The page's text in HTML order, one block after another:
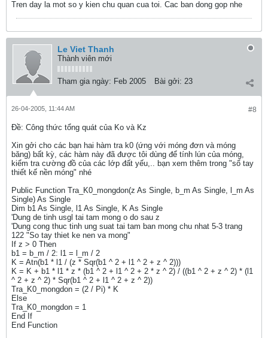
Tren day la mot so y kien chu quan cua toi. Cac ban dong gop nhe
Le Viet Thanh
Thành viên mới
Tham gia ngày: Feb 2005 Bài gởi: 23
#8
26-04-2005, 11:44 AM
Ðề: Công thức tổng quát của Ko và Kz
Xin gởi cho các bạn hai hàm tra k0 (ứng với móng đơn và móng
băng) bất kỳ, các hàm này đã được tôi dùng để tính lún của móng,
kiểm tra cường đồ của các lớp đất yếu,.. bạn xem thêm trong "sổ tay
thiết kế nền móng" nhé
Public Function Tra_K0_mongdon(z As Single, b_m As Single, l_m As
Single) As Single
Dim b1 As Single, l1 As Single, K As Single
'Dung de tinh usgl tai tam mong o do sau z
'Dung cong thuc tinh ung suat tai tam ban mong chu nhat 5-3 trang
122 "So tay thiet ke nen va mong"
If z > 0 Then
b1 = b_m / 2: l1 = l_m / 2
K = Atn(b1 * l1 / (z * Sqr(b1 ^ 2 + l1 ^ 2 + z ^ 2)))
K = K + b1 * l1 * z * (b1 ^ 2 + l1 ^ 2 + 2 * z ^ 2) / ((b1 ^ 2 + z ^ 2) * (l1
^ 2 + z ^ 2) * Sqr(b1 ^ 2 + l1 ^ 2 + z ^ 2))
Tra_K0_mongdon = (2 / Pi) * K
Else
Tra_K0_mongdon = 1
End If
End Function